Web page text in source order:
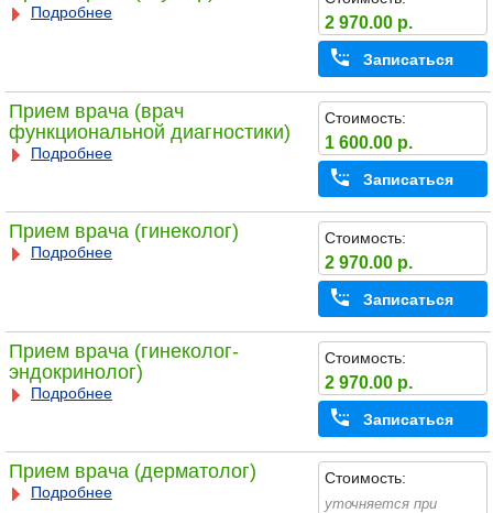
Подробнее
2 970.00 р.
Записаться
Прием врача (врач
функциональной диагностики)
Подробнее
Стоимость:
1 600.00 р.
Записаться
Прием врача (гинеколог)
Подробнее
Стоимость:
2 970.00 р.
Записаться
Прием врача (гинеколог-
эндокринолог)
Подробнее
Стоимость:
2 970.00 р.
Записаться
Прием врача (дерматолог)
Подробнее
Стоимость:
уточняется при